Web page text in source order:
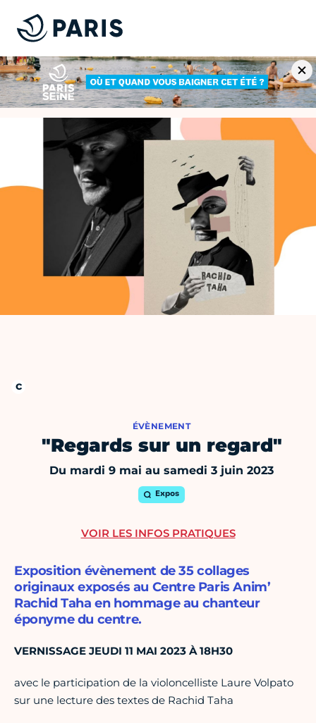
ÉVÈNEMENT
"Regards sur un regard"
Du mardi 9 mai au samedi 3 juin 2023
Expos
Exposition évènement de 35 collages
originaux exposés au Centre Paris Anim’
Rachid Taha en hommage au chanteur
éponyme du centre.
VERNISSAGE JEUDI 11 MAI 2023 À 18H30
avec le participation de la violoncelliste Laure Volpato
sur une lecture des textes de Rachid Taha
VOIR LES INFOS PRATIQUES